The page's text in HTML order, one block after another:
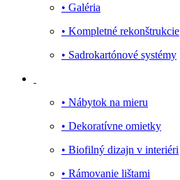
• Galéria
• Kompletné rekonštrukcie
• Sadrokartónové systémy
• Nábytok na mieru
• Dekoratívne omietky
• Biofilný dizajn v interiéri
• Rámovanie lištami